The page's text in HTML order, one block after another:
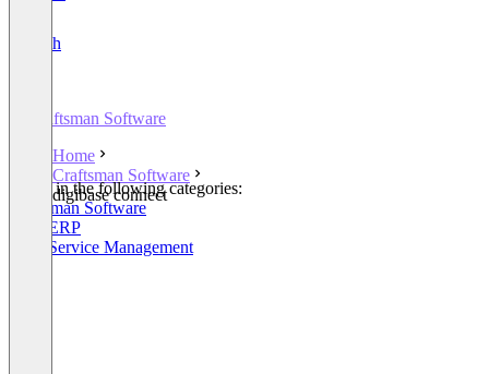
English
Craftsman Software
Home
Craftsman Software
digibase connect
Listed in the following categories:
Craftsman Software
Craft ERP
Field Service Management